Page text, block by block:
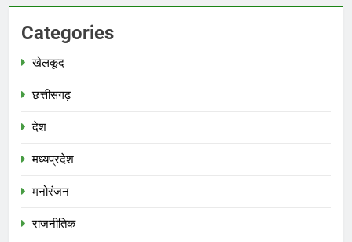
Categories
खेलकूद
छत्तीसगढ़
देश
मध्‍यप्रदेश
मनोरंजन
राजनीतिक